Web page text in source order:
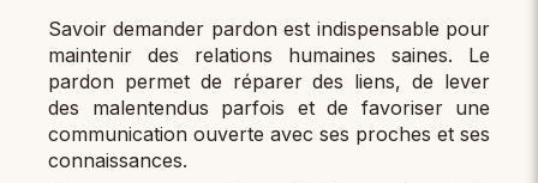
Savoir demander pardon est indispensable pour
maintenir des relations humaines saines. Le
pardon permet de réparer des liens, de lever
des malentendus parfois et de favoriser une
communication ouverte avec ses proches et ses
connaissances.